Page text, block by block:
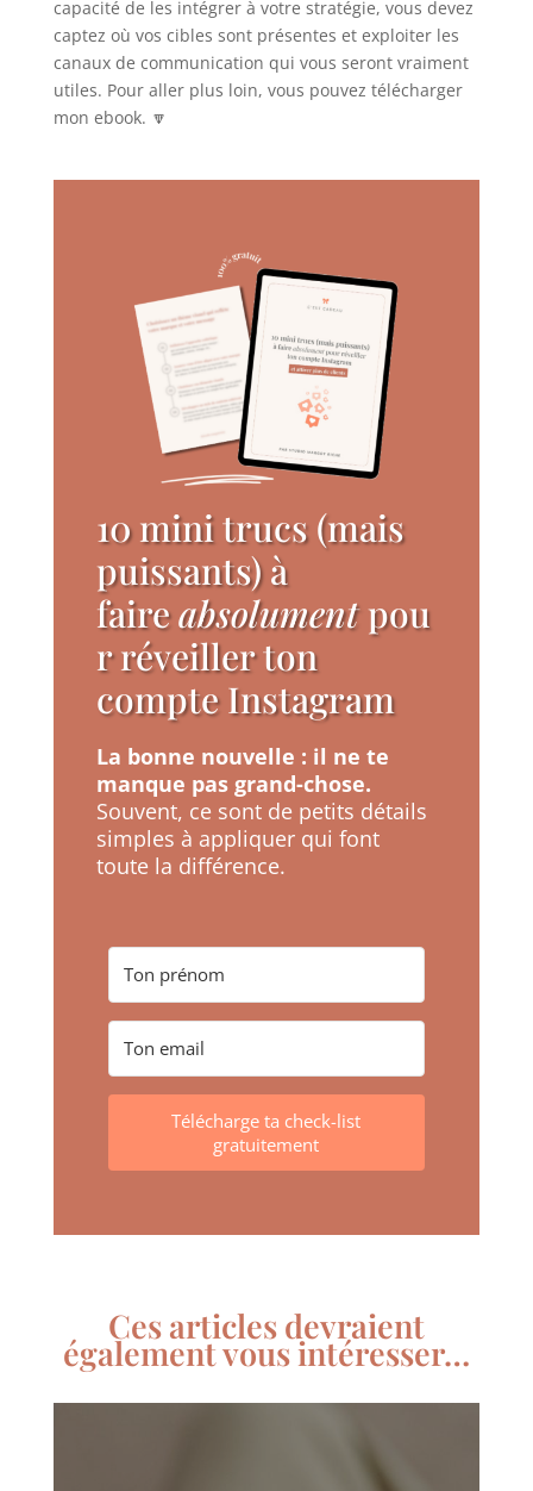
capacité de les intégrer à votre stratégie, vous devez
captez où vos cibles sont présentes et exploiter les
canaux de communication qui vous seront vraiment
utiles. Pour aller plus loin, vous pouvez télécharger
mon ebook. 🔽
10 mini trucs (mais
puissants) à
faireabsolument pou
r réveiller ton
compte Instagram
La bonne nouvelle : il ne te
manque pas grand-chose.
Souvent, ce sont de petits détails
simples à appliquer qui font
toute la différence.
Télécharge ta check-list
gratuitement
Ces articles devraient
également vous intéresser…